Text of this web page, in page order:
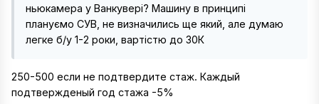
ньюкамера у Ванкувері? Машину в принципі
плануємо СУВ, не визначились ще який, але думаю
легке б/у 1-2 роки, вартістю до 30К
250-500 если не подтвердите стаж. Каждый
подтвержденый год стажа -5%